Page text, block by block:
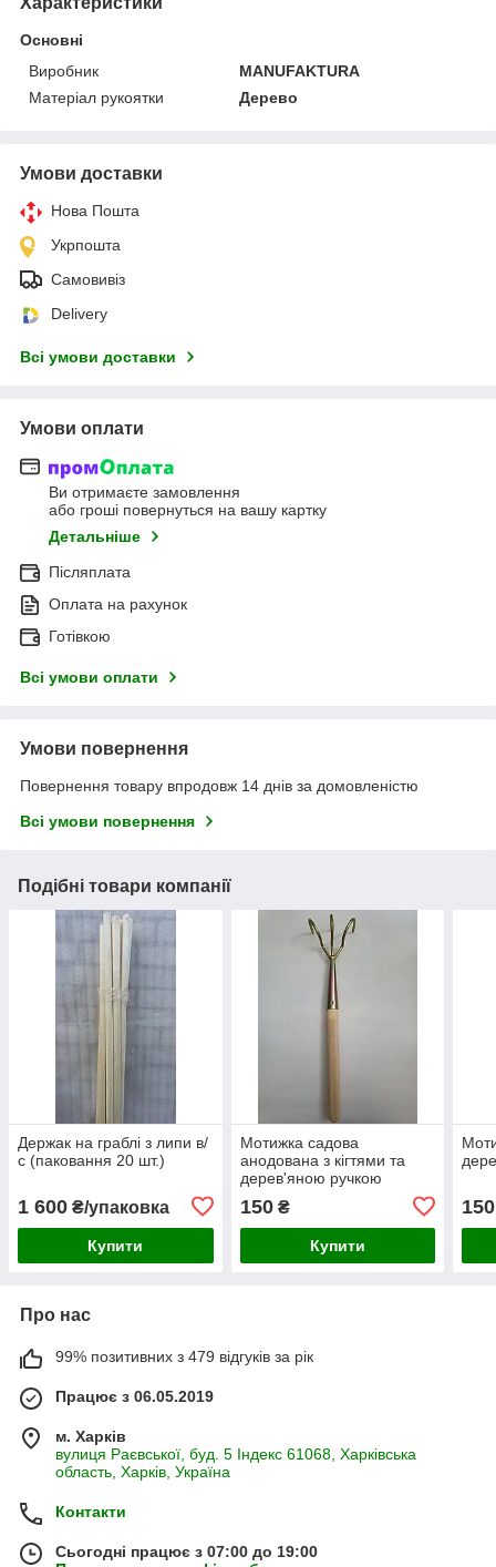
Основні
Виробник
MANUFAKTURA
Матеріал рукоятки
Дерево
Умови доставки
Нова Пошта
Укрпошта
Самовивіз
Delivery
Всі умови доставки
Умови оплати
Ви отримаєте замовлення
або гроші повернуться на вашу картку
Детальніше
Післяплата
Оплата на рахунок
Готівкою
Всі умови оплати
Умови повернення
Повернення товару впродовж 14 днів за домовленістю
Всі умови повернення
Подібні товари компанії
Держак на граблі з липи в/
с (паковання 20 шт.)
1 600 ₴/упаковка
Купити
Мотижка садова
анодована з кігтями та
дерев'яною ручкою
150₴
Купити
150
Про нас
99% позитивних з 479 відгуків за рік
Працює з 06.05.2019
м. Харків
вулиця Раєвської, буд. 5 Індекс 61068, Харківська
область, Харків, Україна
Контакти
Сьогодні працює з 07:00 до 19:00